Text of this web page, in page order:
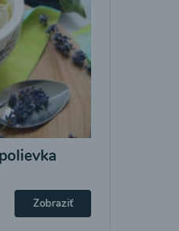
Zobraziť